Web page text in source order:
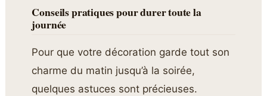
Conseils pratiques pour durer toute la
journée
Pour que votre décoration garde tout son
charme du matin jusqu’à la soirée,
quelques astuces sont précieuses.